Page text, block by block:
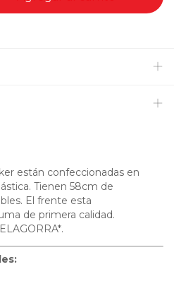
están confeccionadas en
Tienen 58cm de
El frente esta
de primera calidad.